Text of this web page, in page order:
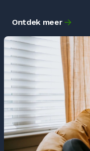
Ontdek meer